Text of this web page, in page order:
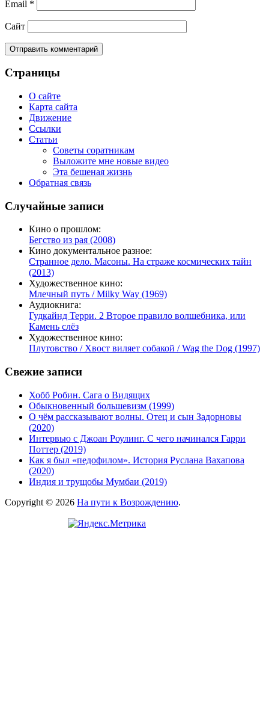
Email *
Сайт
Страницы
О сайте
Карта сайта
Движение
Ссылки
Статьи
Советы соратникам
Выложите мне новые видео
Эта бешеная жизнь
Обратная связь
Случайные записи
Кино о прошлом:
Бегство из рая (2008)
Кино документальное разное:
Странное дело. Масоны. На страже космических тайн
(2013)
Художественное кино:
Млечный путь / Milky Way (1969)
Аудиокнига:
Гудкайнд Терри. 2 Второе правило волшебника, или
Камень слёз
Художественное кино:
Плутовство / Хвост виляет собакой / Wag the Dog (1997)
Свежие записи
Хобб Робин. Сага о Видящих
Обыкновенный большевизм (1999)
О чём рассказывают волны. Отец и сын Задорновы
(2020)
Интервью с Джоан Роулинг. С чего начинался Гарри
Поттер (2019)
Как я был «педофилом». История Руслана Вахапова
(2020)
Индия и трущобы Мумбаи (2019)
Copyright © 2026 На пути к Возрождению.